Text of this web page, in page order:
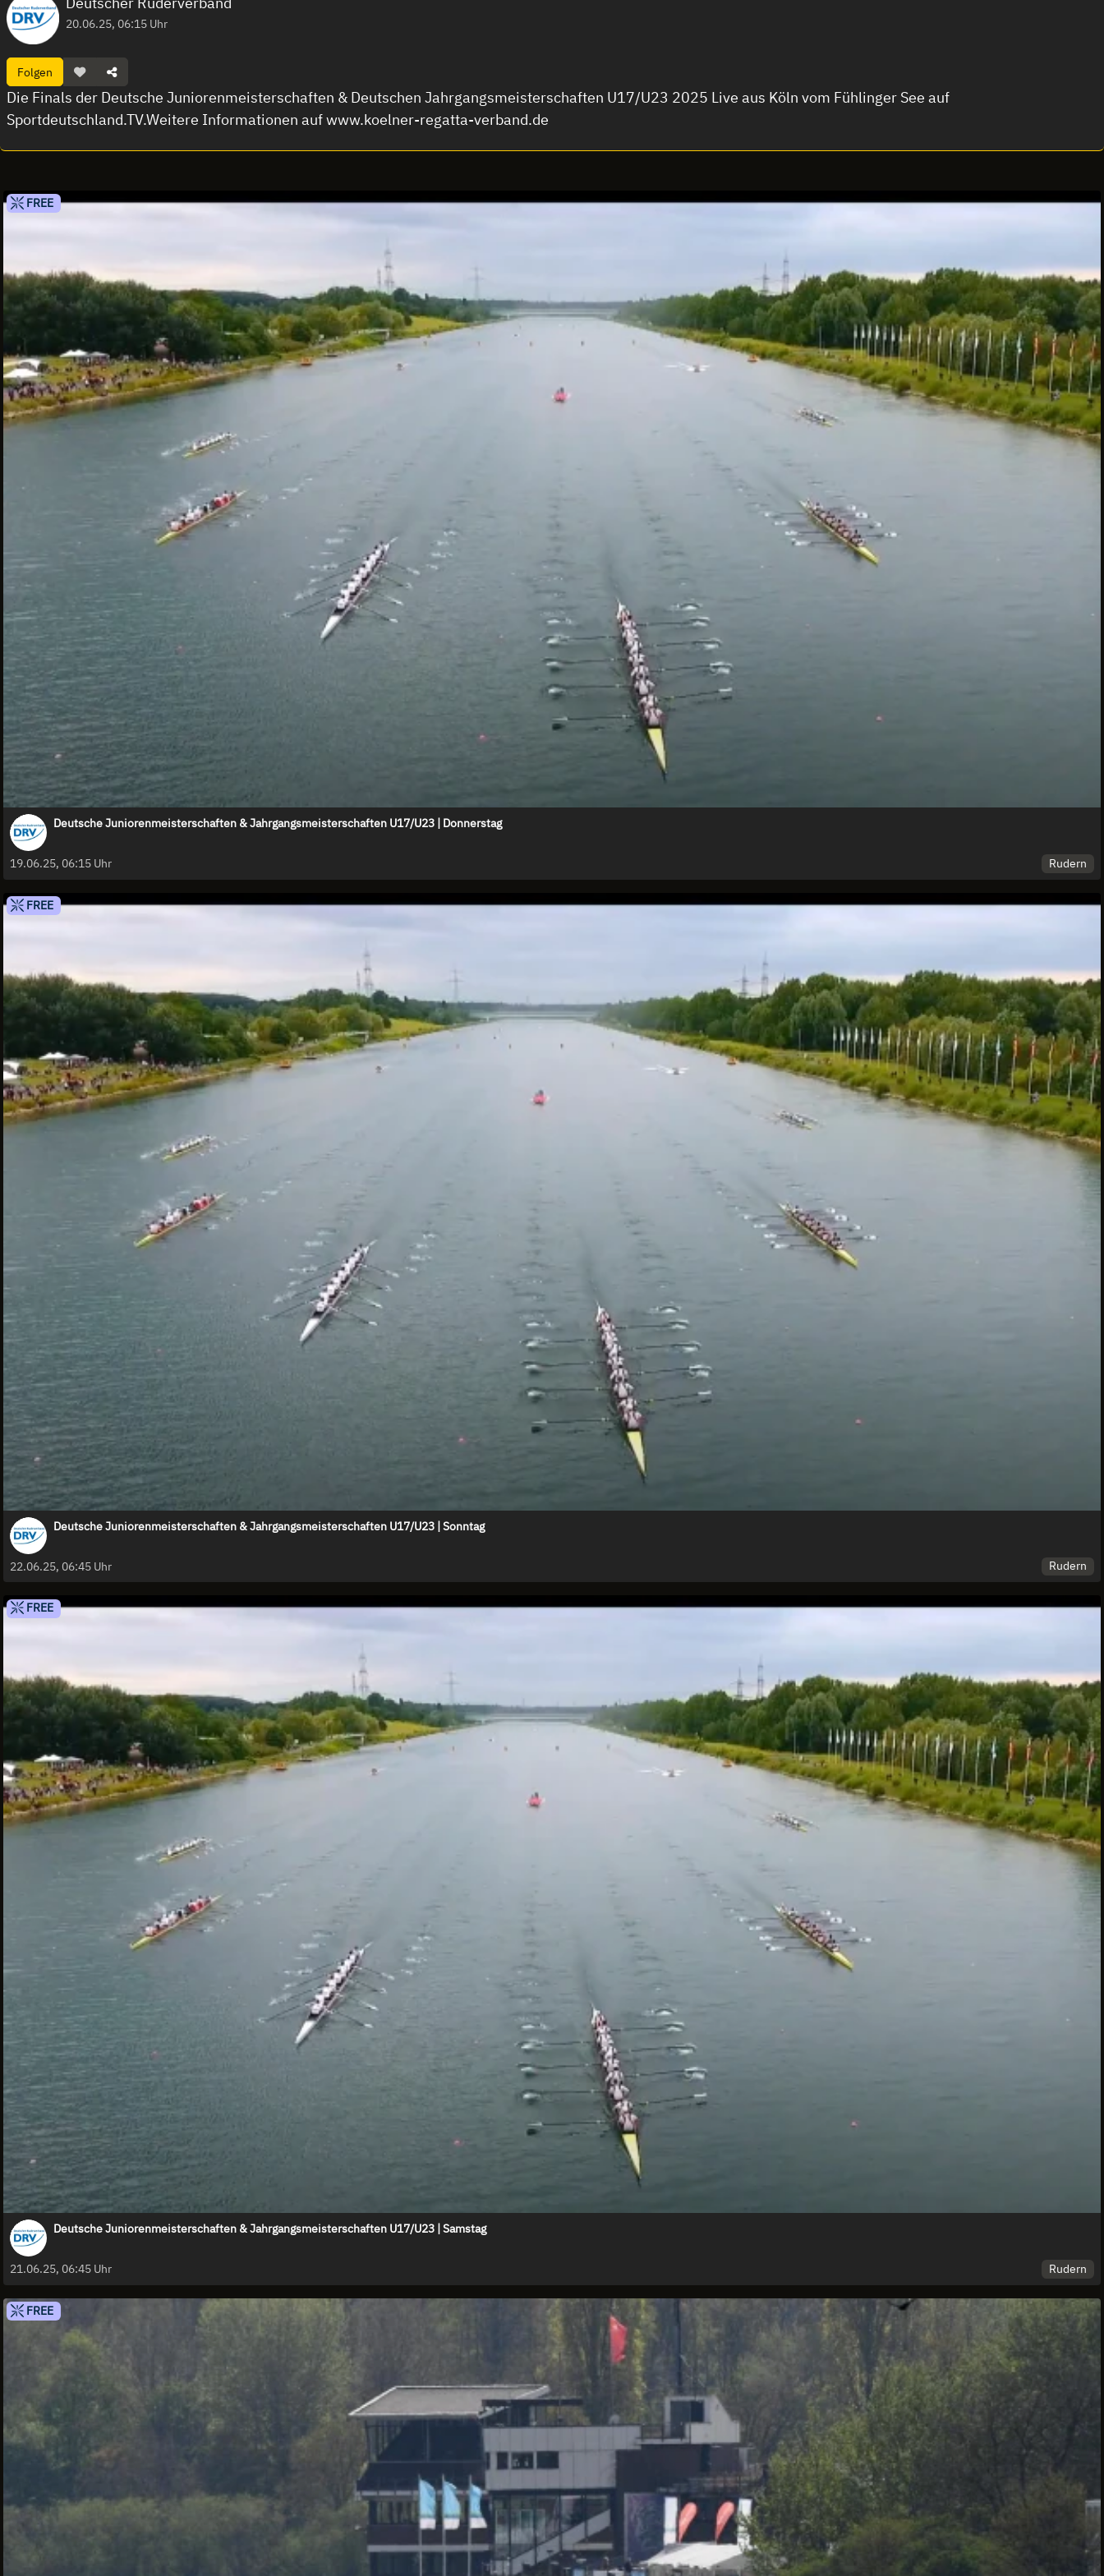
20.06.25, 06:15 Uhr
Folgen
Die Finals der Deutsche Juniorenmeisterschaften & Deutschen Jahrgangsmeisterschaften U17/U23 2025 Live aus Köln vom Fühlinger See auf
Sportdeutschland.TV.Weitere Informationen auf www.koelner-regatta-verband.de
FREE
Deutsche Juniorenmeisterschaften & Jahrgangsmeisterschaften U17/U23 | Donnerstag
19.06.25, 06:15 Uhr Rudern
FREE
Deutsche Juniorenmeisterschaften & Jahrgangsmeisterschaften U17/U23 | Sonntag
22.06.25, 06:45 Uhr Rudern
FREE
Deutsche Juniorenmeisterschaften & Jahrgangsmeisterschaften U17/U23 | Samstag
21.06.25, 06:45 Uhr Rudern
FREE